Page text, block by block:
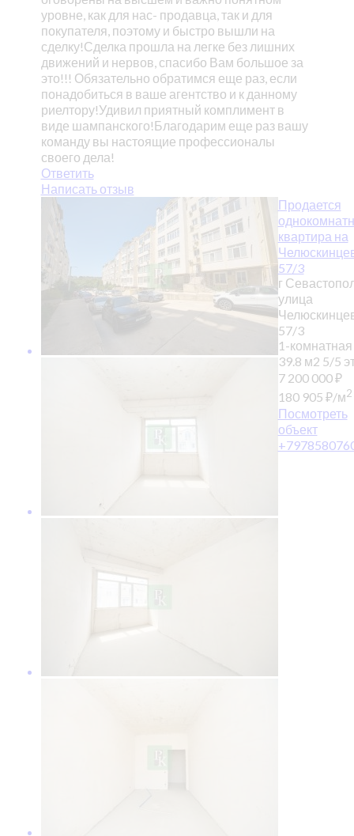
уровне, как для нас- продавца, так и для
покупателя, поэтому и быстро вышли на
сделку!Сделка прошла на легке без лишних
движений и нервов, спасибо Вам большое за
это!!! Обязательно обратимся еще раз, если
понадобиться в ваше агентство и к данному
риелтору!Удивил приятный комплимент в
виде шампанского!Благодарим еще раз вашу
команду вы настоящие профессионалы
своего дела!
Ответить
Написать отзыв
Продается
квартира на
57/3
г
улица
57/3
1-комнатная
39.8 м2 5/5
7 200 000₽
180 905 ₽/м2
Посмотреть
объект